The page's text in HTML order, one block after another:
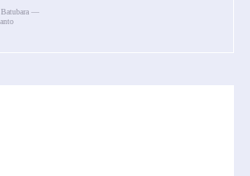
Batubara —